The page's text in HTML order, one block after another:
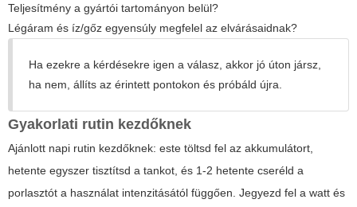
Teljesítmény a gyártói tartományon belül?
Légáram és íz/gőz egyensúly megfelel az elvárásaidnak?
Ha ezekre a kérdésekre igen a válasz, akkor jó úton jársz,
ha nem, állíts az érintett pontokon és próbáld újra.
Gyakorlati rutin kezdőknek
Ajánlott napi rutin kezdőknek: este töltsd fel az akkumulátort,
hetente egyszer tisztítsd a tankot, és 1-2 hetente cseréld a
porlasztót a használat intenzitásától függően. Jegyezd fel a watt és